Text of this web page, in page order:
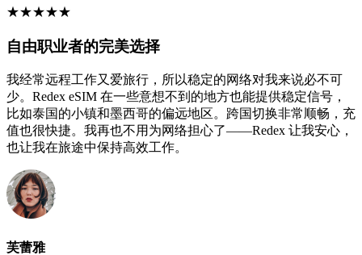
★★★★★
自由职业者的完美选择
我经常远程工作又爱旅行，所以稳定的网络对我来说必不可
少。Redex eSIM 在一些意想不到的地方也能提供稳定信号，
比如泰国的小镇和墨西哥的偏远地区。跨国切换非常顺畅，充
值也很快捷。我再也不用为网络担心了——Redex 让我安心，
也让我在旅途中保持高效工作。
芙蕾雅